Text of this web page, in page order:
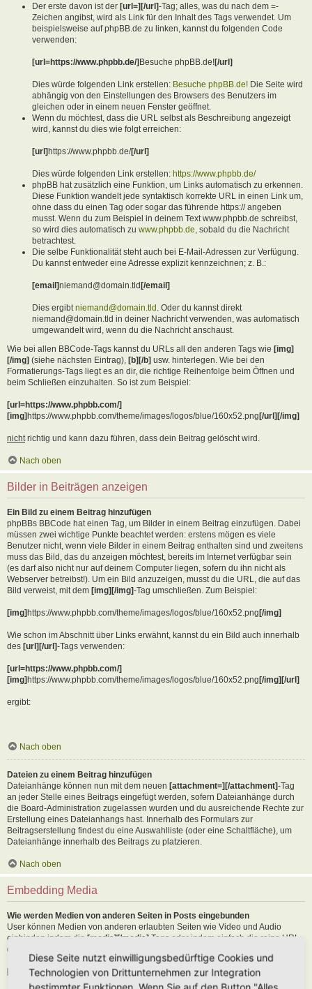
Der erste davon ist der [url=][/url]-Tag; alles, was du nach dem =-
Zeichen angibst, wird als Link für den Inhalt des Tags verwendet. Um
beispielsweise auf phpBB.de zu linken, kannst du folgenden Code
verwenden:
[url=https://www.phpbb.de/]Besuche phpBB.de![/url]
Dies würde folgenden Link erstellen: Besuche phpBB.de! Die Seite wird
abhängig von den Einstellungen des Browsers des Benutzers im
gleichen oder in einem neuen Fenster geöffnet.
Wenn du möchtest, dass die URL selbst als Beschreibung angezeigt
wird, kannst du dies wie folgt erreichen:
[url]https://www.phpbb.de/[/url]
Dies würde folgenden Link erstellen: https://www.phpbb.de/
phpBB hat zusätzlich eine Funktion, um Links automatisch zu erkennen.
Diese Funktion wandelt jede syntaktisch korrekte URL in einen Link um,
ohne dass du einen Tag oder sogar das führende https:// angeben
musst. Wenn du zum Beispiel in deinem Text www.phpbb.de schreibst,
so wird dies automatisch zu www.phpbb.de, sobald du die Nachricht
betrachtest.
Die selbe Funktionalität steht auch bei E-Mail-Adressen zur Verfügung.
Du kannst entweder eine Adresse explizit kennzeichnen; z. B.:
[email]niemand@domain.tld[/email]
Dies ergibtniemand@domain.tld. Oder du kannst direkt
niemand@domain.tld in deiner Nachricht verwenden, was automatisch
umgewandelt wird, wenn du die Nachricht anschaust.
Wie bei allen BBCode-Tags kannst du URLs all den anderen Tags wie [img]
[/img] (siehe nächsten Eintrag), [b][/b] usw. hinterlegen. Wie bei den
Formatierungs-Tags liegt es an dir, die richtige Reihenfolge beim Öffnen und
beim Schließen einzuhalten. So ist zum Beispiel:
[url=https://www.phpbb.com/]
[img]https://www.phpbb.com/theme/images/logos/blue/160x52.png[/url][/img]
nicht richtig und kann dazu führen, dass dein Beitrag gelöscht wird.
Nach oben
Bilder in Beiträgen anzeigen
Ein Bild zu einem Beitrag hinzufügen
phpBBs BBCode hat einen Tag, um Bilder in einem Beitrag einzufügen. Dabei
müssen zwei wichtige Punkte beachtet werden: erstens mögen es viele
Benutzer nicht, wenn viele Bilder in einem Beitrag enthalten sind und zweitens
muss das Bild, das du anzeigen möchtest, bereits im Internet verfügbar sein
(es darf also nicht nur auf deinem Computer liegen, sofern du ihn nicht als
Webserver betreibst!). Um ein Bild anzuzeigen, musst du die URL, die auf das
Bild verweist, mit dem [img][/img]-Tag umschließen. Zum Beispiel:
[img]https://www.phpbb.com/theme/images/logos/blue/160x52.png[/img]
Wie schon im Abschnitt über Links erwähnt, kannst du ein Bild auch innerhalb
des [url][/url]-Tags verwenden:
[url=https://www.phpbb.com/]
[img]https://www.phpbb.com/theme/images/logos/blue/160x52.png[/img][/url]
ergibt:
Nach oben
Dateien zu einem Beitrag hinzufügen
Dateianhänge können nun mit dem neuen [attachment=][/attachment]-Tag
an jeder Stelle eines Beitrags eingefügt werden, sofern Dateianhänge durch
die Board-Administration zugelassen wurden und du ausreichende Rechte zur
Erstellung eines Dateianhangs hast. Innerhalb des Formulars zur
Beitragserstellung findest du eine Auswahlliste (oder eine Schaltfläche), um
Dateianhänge innerhalb des Beitrags zu platzieren.
Nach oben
Embedding Media
Wie werden Medien von anderen Seiten in Posts eingebunden
User können Medien von anderen erlaubten Seiten wie Video und Audio
einbinden indem die [media][/media] Tags oder indem einfach die reine URL
der erlaubten Seite in den Text kopiert wird. Als Beispiel:
[media]https://youtu.be/Ne18ZQ7LLI0[/media]
Diese Seite nutzt einwilligungsbedürftige Cookies und
Technologien von Drittunternehmen zur Integration